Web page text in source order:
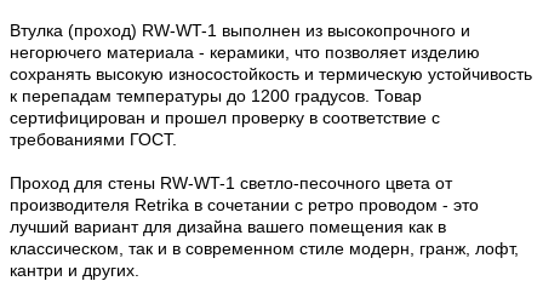
Втулка (проход) RW-WT-1 выполнен из высокопрочного и
негорючего материала - керамики, что позволяет изделию
сохранять высокую износостойкость и термическую устойчивость
к перепадам температуры до 1200 градусов. Товар
сертифицирован и прошел проверку в соответствие с
требованиями ГОСТ.
Проход для стены RW-WT-1 светло-песочного цвета от
производителя Retrika в сочетании с ретро проводом - это
лучший вариант для дизайна вашего помещения как в
классическом, так и в современном стиле модерн, гранж, лофт,
кантри и других.